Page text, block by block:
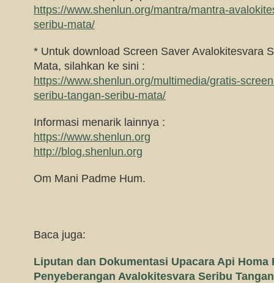
https://www.shenlun.org/mantra/mantra-
seribu-mata/
* Untuk download Screen Saver Avalokitesvara
Mata, silahkan ke sini :
https://www.shenlun.org/multimedia/gratis-
seribu-tangan-seribu-mata/
Informasi menarik lainnya :
https://www.shenlun.org
http://blog.shenlun.org
Om Mani Padme Hum.
Baca juga:
Liputan dan Dokumentasi Upacara Api Homa
Penyeberangan Avalokitesvara Seribu